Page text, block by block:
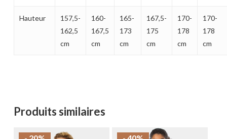
Hauteur
157,5-
162,5
cm
160-
167,5
cm
165-
173
cm
167,5-
175
cm
170-
178
cm
170-
178
cm
Produits similaires